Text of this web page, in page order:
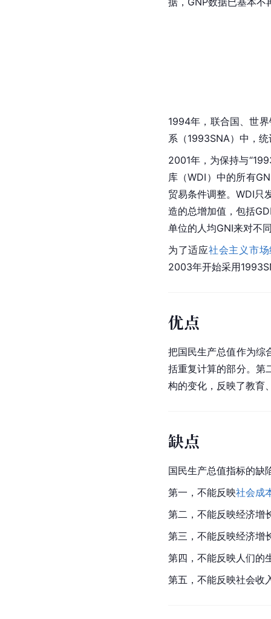
1994年，联合国、世
系（1993SNA）中，
2001年，为保持与
库（WDI）中的所有
贸易条件调整。WDI只
造的总增加值，包括
单位的人均GNI来对不
为了适应社会主义市
2003年开始采用
优点
把国民生产总值作为综
括重复计算的部分。第
构的变化，反映了教育
缺点
国民生产总值指标的缺
第一，不能反映社会成
第二，不能反映经济增
第三，不能反映经济增
第四，不能反映人们的
第五，不能反映社会收